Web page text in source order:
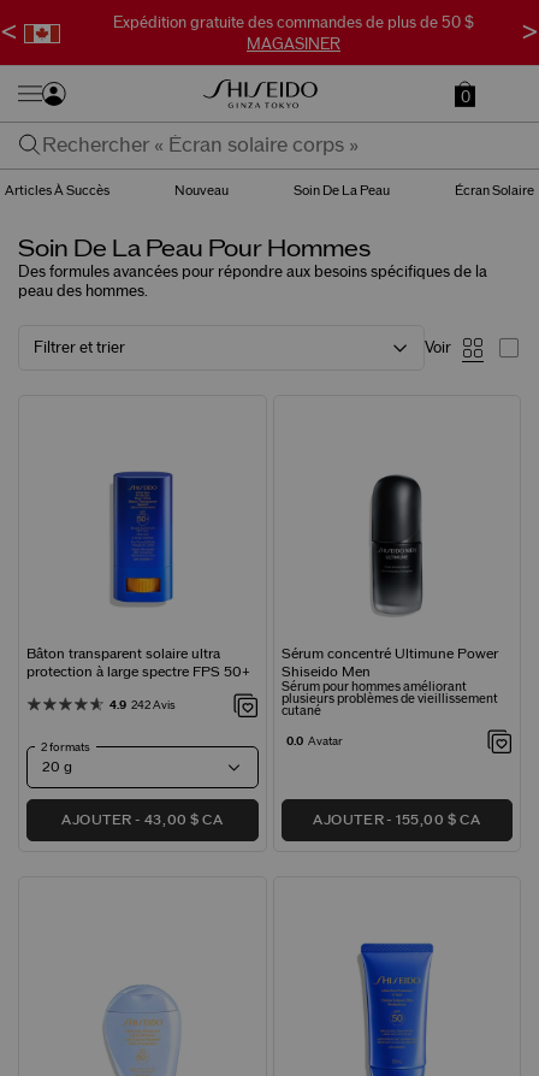
Expédition gratuite des commandes de plus de 50 $
MAGASINER
< >
0
Articles À Succès Nouveau Soin De La Peau Écran Solaire
Soin De La Peau Pour Hommes
Des formules avancées pour répondre aux besoins spécifiques de la
peau des hommes.
Filtrer et trier Voir
Bâton transparent solaire ultra
protection à large spectre FPS 50+
4.9 242 Avis
2 formats
AJOUTER 43,00 $ CA
Sérum concentré Ultimune Power
Shiseido Men
Sérum pour hommes améliorant
plusieurs problèmes de vieillissement
cutané
0.0 Avatar
AJOUTER 155,00 $ CA